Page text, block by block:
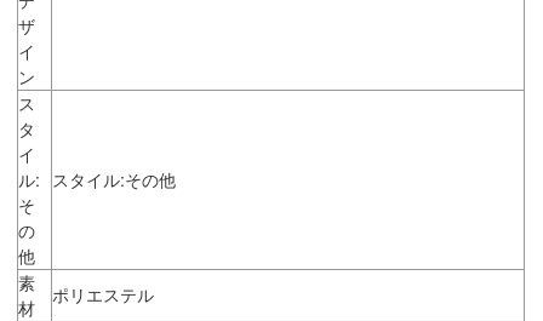
ザ
イ
ン
ス
タ
イ
ル:
そ
の
他
スタイル:その他
素
材
ポリエステル